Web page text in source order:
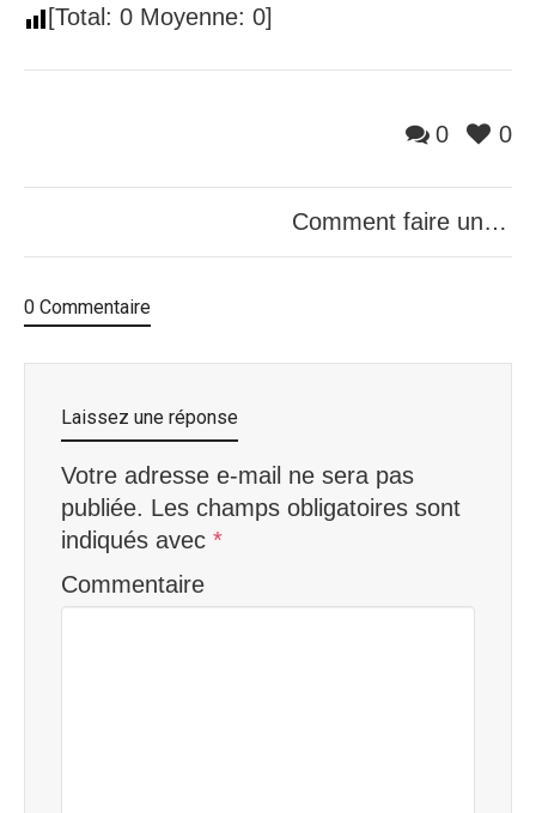
[Total: 0 Moyenne: 0]
0
0
Comment faire un prêt rapide sans refus ?
0 Commentaire
Laissez une réponse
Votre adresse e-mail ne sera pas
publiée. Les champs obligatoires sont
indiqués avec *
Commentaire